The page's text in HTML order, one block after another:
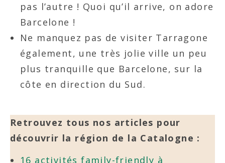
pas l’autre ! Quoi qu’il arrive, on adore
Barcelone !
Ne manquez pas de visiter Tarragone
également, une très jolie ville un peu
plus tranquille que Barcelone, sur la
côte en direction du Sud.
Retrouvez tous nos articles pour
découvrir la région de la Catalogne :
16 activités family-friendly à